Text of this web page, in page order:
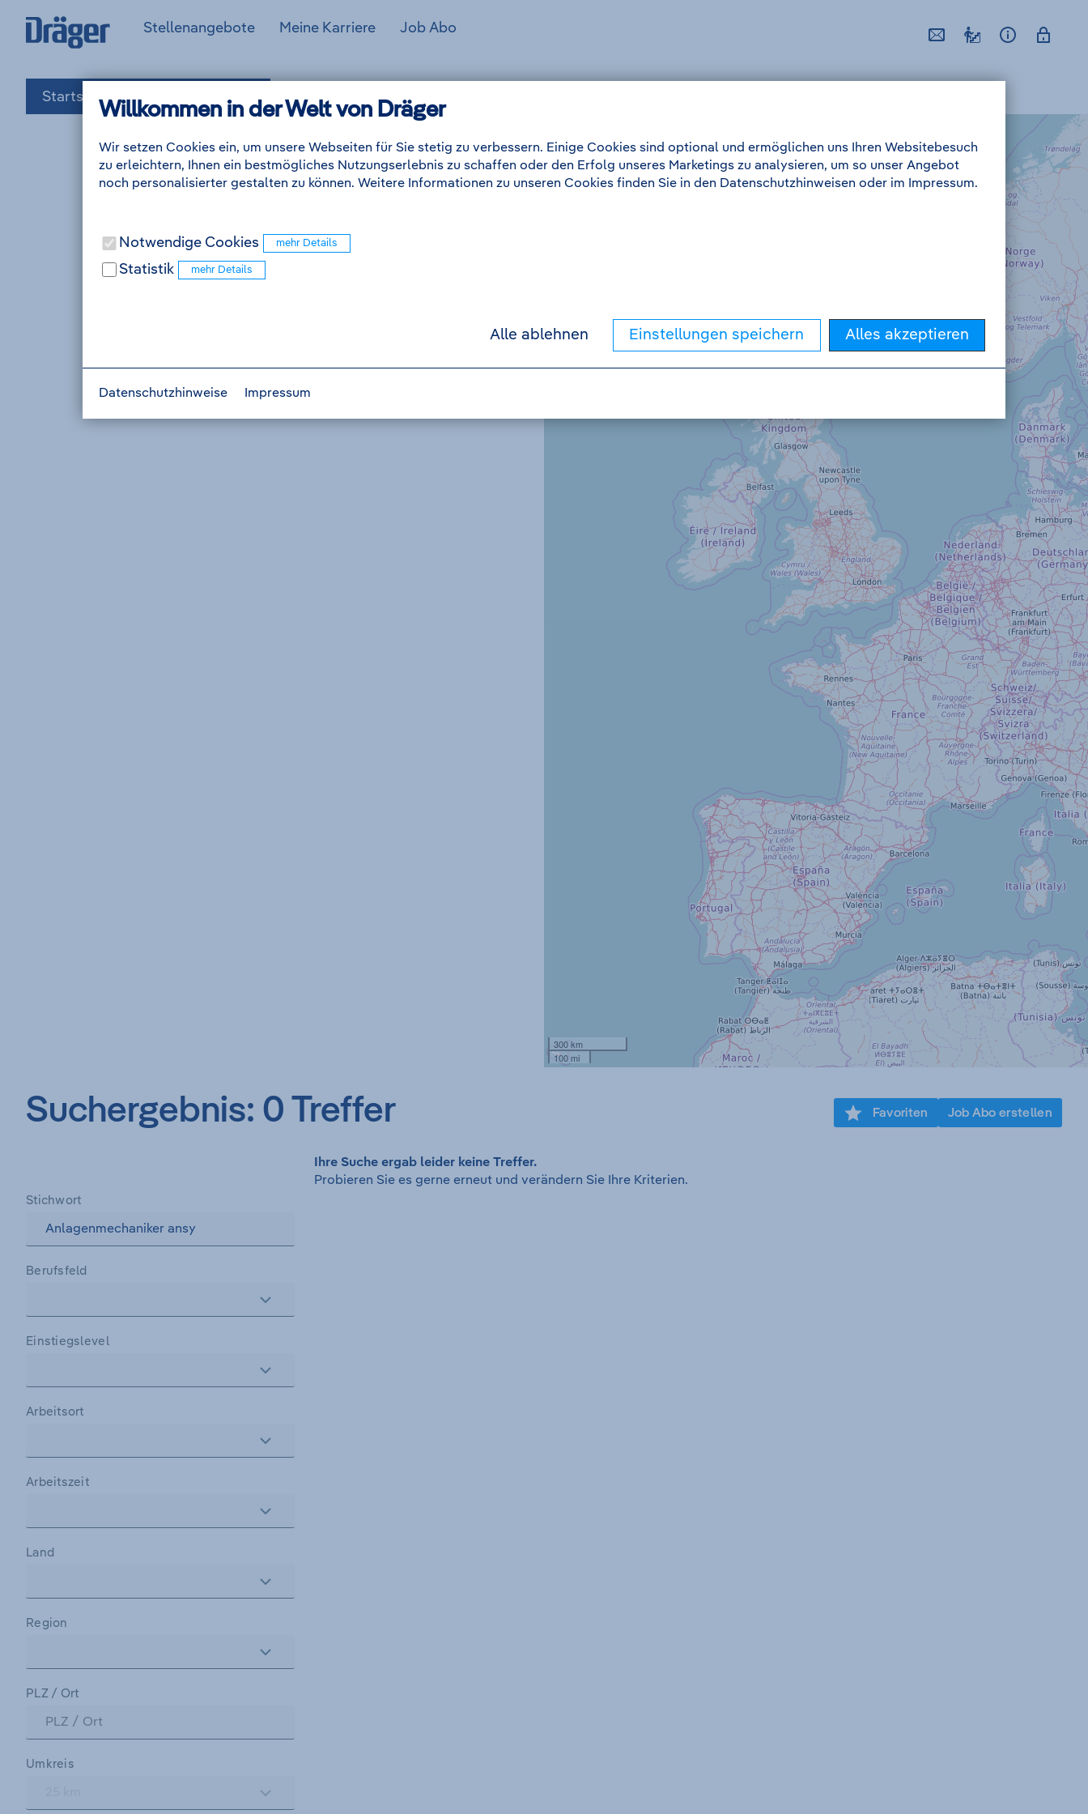
Zum
Inhalt
Anmelden
Zur
Navigation
Drägerwerk
AG
Co.
KGaA
-
Stellenangebote(aktuell)Meine Karriere Job Abo
Startseite Stellenangebote
Willkommen in der Welt von Dräger
Wir setzen Cookies ein, um unsere Webseiten für Sie stetig zu verbessern. Einige Cookies sind optional und ermöglichen uns Ihren Websitebesuch
zu erleichtern, Ihnen ein bestmögliches Nutzungserlebnis zu schaffen oder den Erfolg unseres Marketings zu analysieren, um so unser Angebot
noch personalisierter gestalten zu können. Weitere Informationen zu unseren Cookies finden Sie in den Datenschutzhinweisen oder im Impressum.
Notwendige Cookies
Statistik
Alles akzeptieren
Alle ablehnen Einstellungen speichern
Datenschutzhinweise Impressum
Suchergebnis
−
300 km
100 mi
Suchergebnis: 0 Treffer Favoriten Job Abo erstellen
Stichwort
Berufsfeld
Einstiegslevel
Arbeitsort
Arbeitszeit
Land
Region
PLZ / Ort
Umkreis
Ihre Suche ergab leider keine Treffer.
Probieren Sie es gerne erneut und verändern Sie Ihre Kriterien.